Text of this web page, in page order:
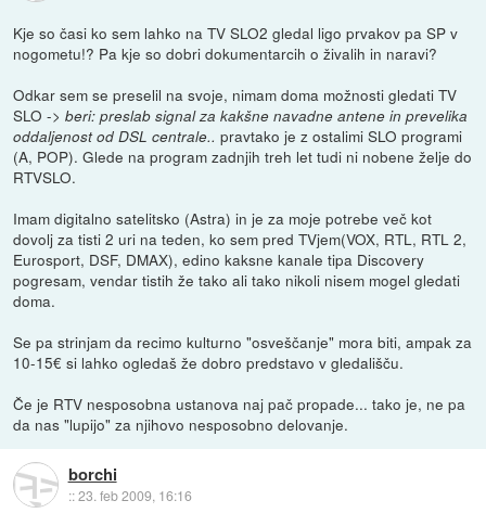
Kje so časi ko sem lahko na TV SLO2 gledal ligo prvakov pa SP v
nogometu!? Pa kje so dobri dokumentarcih o živalih in naravi?
Odkar sem se preselil na svoje, nimam doma možnosti gledati TV
SLO ->beri: preslab signal za kakšne navadne antene in prevelika
oddaljenost od DSL centrale.. pravtako je z ostalimi SLO programi
(A, POP). Glede na program zadnjih treh let tudi ni nobene želje do
RTVSLO.
Imam digitalno satelitsko (Astra) in je za moje potrebe več kot
dovolj za tisti 2 uri na teden, ko sem pred TVjem(VOX, RTL, RTL 2,
Eurosport, DSF, DMAX), edino kaksne kanale tipa Discovery
pogresam, vendar tistih že tako ali tako nikoli nisem mogel gledati
doma.
Se pa strinjam da recimo kulturno "osveščanje" mora biti, ampak za
10-15€ si lahko ogledaš že dobro predstavo v gledališču.
Če je RTV nesposobna ustanova naj pač propade... tako je, ne pa
da nas "lupijo" za njihovo nesposobno delovanje.
borchi
::23. feb 2009, 16:16